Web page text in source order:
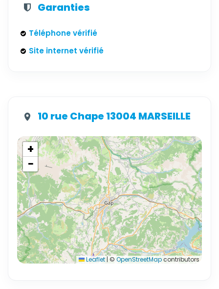
Garanties
Téléphone vérifié
Site internet vérifié
10 rue Chape 13004 MARSEILLE
+
−
Leaflet | © OpenStreetMapcontributors